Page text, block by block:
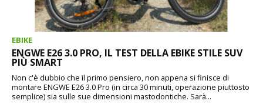
EBIKE
ENGWE E26 3.0 PRO, IL TEST DELLA EBIKE STILE SUV
PIÙ SMART
Non c'è dubbio che il primo pensiero, non appena si finisce di
montare ENGWE E26 3.0 Pro (in circa 30 minuti, operazione piuttosto
semplice) sia sulle sue dimensioni mastodontiche. Sarà...